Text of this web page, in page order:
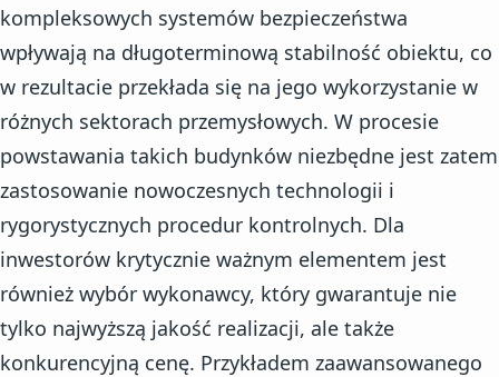
kompleksowych systemów bezpieczeństwa
wpływają na długoterminową stabilność obiektu, co
w rezultacie przekłada się na jego wykorzystanie w
różnych sektorach przemysłowych. W procesie
powstawania takich budynków niezbędne jest zatem
zastosowanie nowoczesnych technologii i
rygorystycznych procedur kontrolnych. Dla
inwestorów krytycznie ważnym elementem jest
również wybór wykonawcy, który gwarantuje nie
tylko najwyższą jakość realizacji, ale także
konkurencyjną cenę. Przykładem zaawansowanego